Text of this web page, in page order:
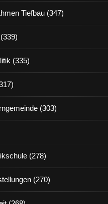
Tiefbau (347)
(335)
(303)
(278)
(270)